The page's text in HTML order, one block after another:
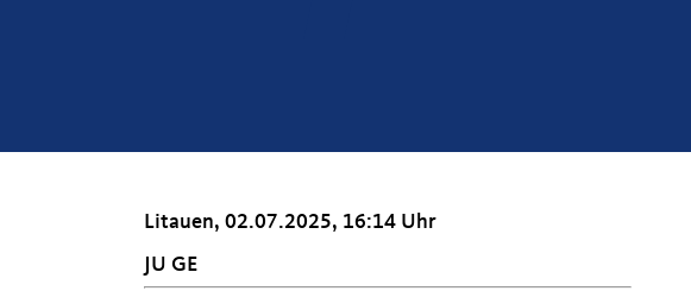
Litauen, 02.07.2025, 16:14 Uhr
JU GE